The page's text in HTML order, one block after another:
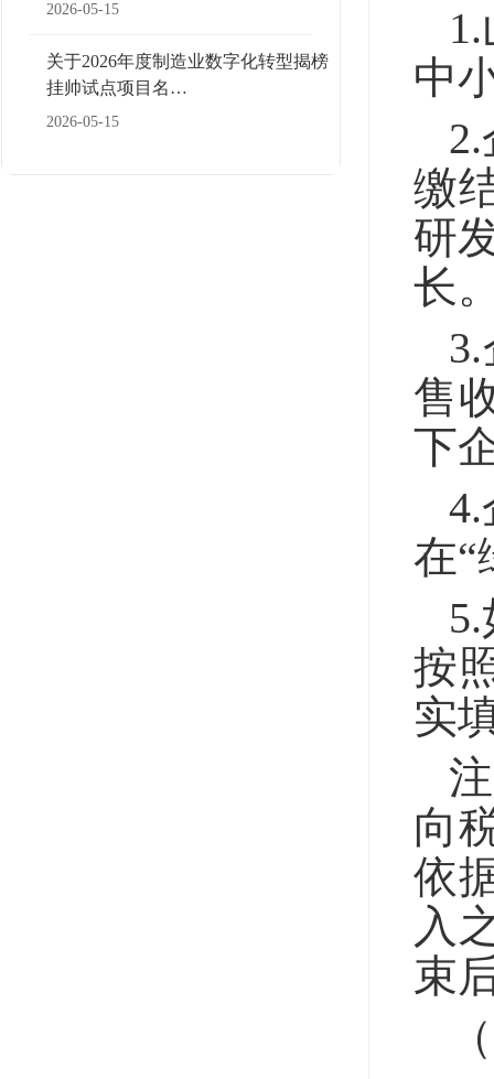
2026-05-15
关于2026年度制造业数字化转型揭榜
挂帅试点项目名…
2026-05-15
中
缴
研
长
售
下
在“
按
实
向
依
入
束